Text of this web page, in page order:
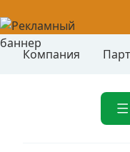
Компания
Распродажа